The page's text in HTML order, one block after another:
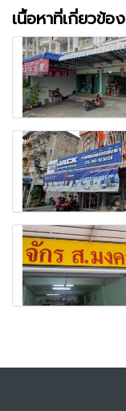
เนื้อหาที่เกี่ยวข้อง